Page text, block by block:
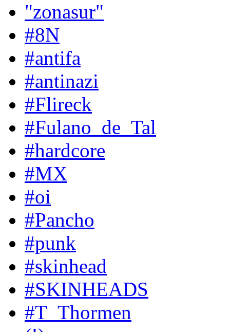
"zonasur"
#8N
#antifa
#antinazi
#Flireck
#Fulano_de_Tal
#hardcore
#MX
#oi
#Pancho
#punk
#skinhead
#SKINHEADS
#T_Thormen